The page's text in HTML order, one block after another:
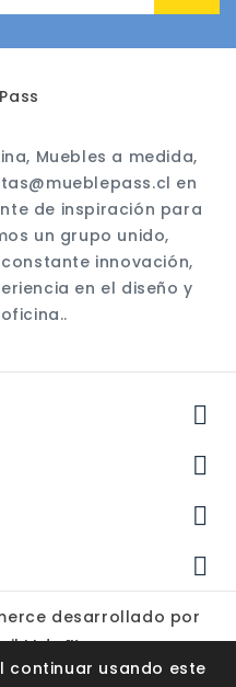
Muebles a medida,
en
de inspiración para
un grupo unido,
innovación,
en el diseño y




continuar usando este
desarrollado por
Ltda.™